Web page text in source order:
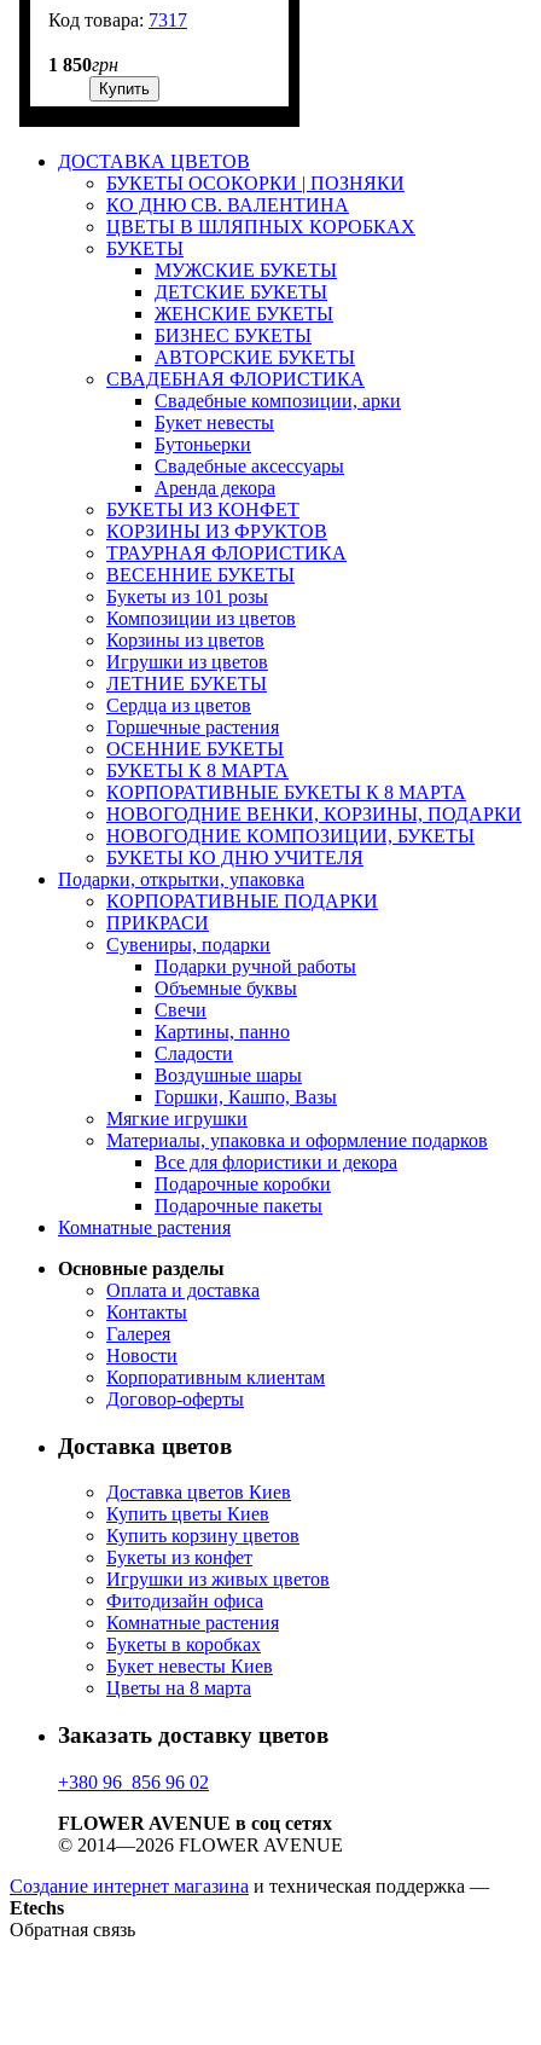
7317
1 850грн
Купить
ДОСТАВКА ЦВЕТОВ
БУКЕТЫ ОСОКОРКИ | ПОЗНЯКИ
КО ДНЮ СВ. ВАЛЕНТИНА
ЦВЕТЫ В ШЛЯПНЫХ КОРОБКАХ
БУКЕТЫ
МУЖСКИЕ БУКЕТЫ
ДЕТСКИЕ БУКЕТЫ
ЖЕНСКИЕ БУКЕТЫ
БИЗНЕС БУКЕТЫ
АВТОРСКИЕ БУКЕТЫ
СВАДЕБНАЯ ФЛОРИСТИКА
Свадебные композиции, арки
Букет невесты
Бутоньерки
Свадебные аксессуары
Аренда декора
БУКЕТЫ ИЗ КОНФЕТ
КОРЗИНЫ ИЗ ФРУКТОВ
ТРАУРНАЯ ФЛОРИСТИКА
ВЕСЕННИЕ БУКЕТЫ
Букеты из 101 розы
Композиции из цветов
Корзины из цветов
Игрушки из цветов
ЛЕТНИЕ БУКЕТЫ
Сердца из цветов
Горшечные растения
ОСЕННИЕ БУКЕТЫ
БУКЕТЫ К 8 МАРТА
КОРПОРАТИВНЫЕ БУКЕТЫ К 8 МАРТА
НОВОГОДНИЕ ВЕНКИ, КОРЗИНЫ, ПОДАРКИ
НОВОГОДНИЕ КОМПОЗИЦИИ, БУКЕТЫ
БУКЕТЫ КО ДНЮ УЧИТЕЛЯ
Подарки, открытки, упаковка
КОРПОРАТИВНЫЕ ПОДАРКИ
ПРИКРАСИ
Сувениры, подарки
Подарки ручной работы
Объемные буквы
Свечи
Картины, панно
Сладости
Воздушные шары
Горшки, Кашпо, Вазы
Мягкие игрушки
Материалы, упаковка и оформление подарков
Все для флористики и декора
Подарочные коробки
Подарочные пакеты
Комнатные растения
Основные разделы
Оплата и доставка
Контакты
Галерея
Новости
Корпоративным клиентам
Договор-оферты
Доставка цветов
Доставка цветов Киев
Купить цветы Киев
Купить корзину цветов
Букеты из конфет
Игрушки из живых цветов
Фитодизайн офиса
Комнатные растения
Букеты в коробках
Букет невесты Киев
Цветы на 8 марта
Заказать доставку цветов
+380 96 856 96 02
FLOWER AVENUE в соц сетях
© 2014—2026 FLOWER AVENUE
Создание интернет магазина и техническая поддержка —
Etechs
Обратная связь